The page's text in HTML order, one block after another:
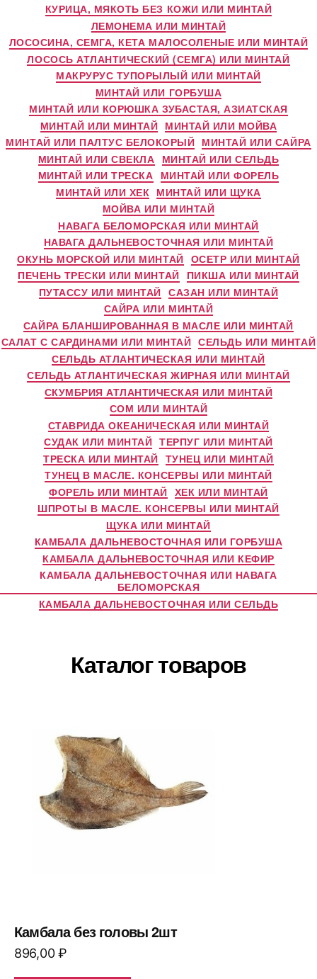
КУРИЦА, МЯКОТЬ БЕЗ КОЖИ ИЛИ МИНТАЙ
ЛЕМОНЕМА ИЛИ МИНТАЙ
ЛОСОСИНА, СЕМГА, КЕТА МАЛОСОЛЕНЫЕ ИЛИ МИНТАЙ
ЛОСОСЬ АТЛАНТИЧЕСКИЙ (СЕМГА) ИЛИ МИНТАЙ
МАКРУРУС ТУПОРЫЛЫЙ ИЛИ МИНТАЙ
МИНТАЙ ИЛИ ГОРБУША
МИНТАЙ ИЛИ КОРЮШКА ЗУБАСТАЯ, АЗИАТСКАЯ
МИНТАЙ ИЛИ МИНТАЙ МИНТАЙ ИЛИ МОЙВА
МИНТАЙ ИЛИ ПАЛТУС БЕЛОКОРЫЙ МИНТАЙ ИЛИ САЙРА
МИНТАЙ ИЛИ СВЕКЛА МИНТАЙ ИЛИ СЕЛЬДЬ
МИНТАЙ ИЛИ ТРЕСКА МИНТАЙ ИЛИ ФОРЕЛЬ
МИНТАЙ ИЛИ ХЕК МИНТАЙ ИЛИ ЩУКА
МОЙВА ИЛИ МИНТАЙ
НАВАГА БЕЛОМОРСКАЯ ИЛИ МИНТАЙ
НАВАГА ДАЛЬНЕВОСТОЧНАЯ ИЛИ МИНТАЙ
ОКУНЬ МОРСКОЙ ИЛИ МИНТАЙ ОСЕТР ИЛИ МИНТАЙ
ПЕЧЕНЬ ТРЕСКИ ИЛИ МИНТАЙ ПИКША ИЛИ МИНТАЙ
ПУТАССУ ИЛИ МИНТАЙ САЗАН ИЛИ МИНТАЙ
САЙРА ИЛИ МИНТАЙ
САЙРА БЛАНШИРОВАННАЯ В МАСЛЕ ИЛИ МИНТАЙ
САЛАТ С САРДИНАМИ ИЛИ МИНТАЙ СЕЛЬДЬ ИЛИ МИНТАЙ
СЕЛЬДЬ АТЛАНТИЧЕСКАЯ ИЛИ МИНТАЙ
СЕЛЬДЬ АТЛАНТИЧЕСКАЯ ЖИРНАЯ ИЛИ МИНТАЙ
СКУМБРИЯ АТЛАНТИЧЕСКАЯ ИЛИ МИНТАЙ
СОМ ИЛИ МИНТАЙ
СТАВРИДА ОКЕАНИЧЕСКАЯ ИЛИ МИНТАЙ
СУДАК ИЛИ МИНТАЙ ТЕРПУГ ИЛИ МИНТАЙ
ТРЕСКА ИЛИ МИНТАЙ ТУНЕЦ ИЛИ МИНТАЙ
ТУНЕЦ В МАСЛЕ. КОНСЕРВЫ ИЛИ МИНТАЙ
ФОРЕЛЬ ИЛИ МИНТАЙ ХЕК ИЛИ МИНТАЙ
ШПРОТЫ В МАСЛЕ. КОНСЕРВЫ ИЛИ МИНТАЙ
ЩУКА ИЛИ МИНТАЙ
КАМБАЛА ДАЛЬНЕВОСТОЧНАЯ ИЛИ ГОРБУША
КАМБАЛА ДАЛЬНЕВОСТОЧНАЯ ИЛИ КЕФИР
КАМБАЛА ДАЛЬНЕВОСТОЧНАЯ ИЛИ НАВАГА
БЕЛОМОРСКАЯ
КАМБАЛА ДАЛЬНЕВОСТОЧНАЯ ИЛИ СЕЛЬДЬ
Каталог товаров
Камбала без головы 2шт
896,00₽